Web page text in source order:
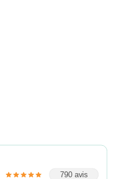
790 avis